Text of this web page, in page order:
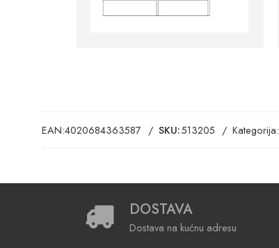
EAN:4020684363587 SKU:513205 Kategorija:
DOSTAVA
Dostava na kućnu adresu